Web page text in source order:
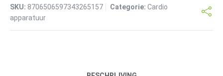
SKU: 8706506597343265157 Categorie: Cardio
apparatuur